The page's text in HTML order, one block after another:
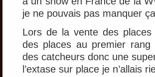
je ne pouvais pas manquer
Lors de la vente des
des places au premier
des catcheurs donc une
l’extase sur place je n’allais